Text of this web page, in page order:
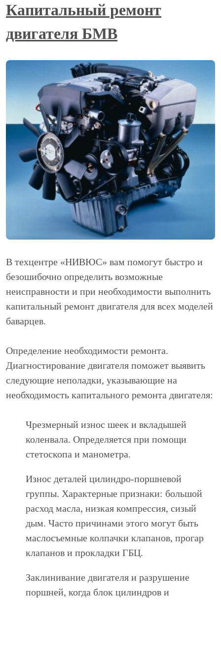
Капитальный ремонт
двигателя БМВ
В техцентре «НИВЮС» вам помогут быстро и
безошибочно определить возможные
неисправности и при необходимости выполнить
капитальный ремонт двигателя для всех моделей
баварцев.
Определение необходимости ремонта.
Диагностирование двигателя поможет выявить
следующие неполадки, указывающие на
необходимость капитального ремонта двигателя:
Чрезмерный износ шеек и вкладышей
коленвала. Определяется при помощи
стетоскопа и манометра.
Износ деталей цилиндро-поршневой
группы. Характерные признаки: большой
расход масла, низкая компрессия, сизый
дым. Часто причинами этого могут быть
маслосъемные колпачки клапанов, прогар
клапанов и прокладки ГБЦ.
Заклинивание двигателя и разрушение
поршней, когда блок цилиндров и